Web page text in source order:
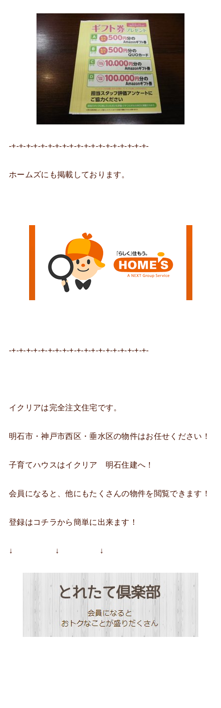
-+-+-+-+-+-+-+-+-+-+-+-+-+-+-+-+-+-+-+-
ホームズにも掲載しております。
-+-+-+-+-+-+-+-+-+-+-+-+-+-+-+-+-+-+-+-
イクリアは完全注文住宅です。
明石市・神戸市西区・垂水区の物件はお任せください！
子育てハウスはイクリア 明石住建へ！
会員になると、他にもたくさんの物件を閲覧できます！
登録はコチラから簡単に出来ます！
↓ ↓ ↓